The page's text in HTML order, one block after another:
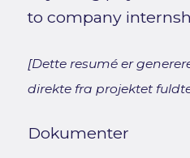
to company
[Dette resumé er
direkte fra projektet
Dokumenter